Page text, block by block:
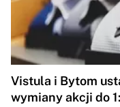
Vistula i Bytom
wymiany akcji do